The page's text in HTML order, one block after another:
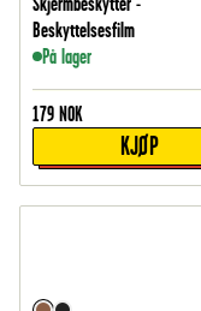
Beskyttelsesfilm
På lager
179 NOK
KJØP